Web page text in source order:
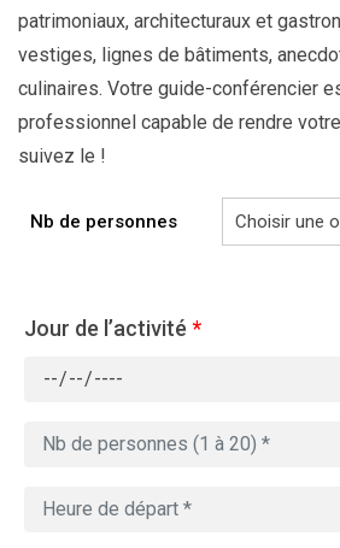
patrimoniaux, architecturaux et
vestiges, lignes de bâtiments,
culinaires. Votre guide-conférencier
professionnel capable de rendre
suivez le !
Nb de personnes
Jour de l’activité *